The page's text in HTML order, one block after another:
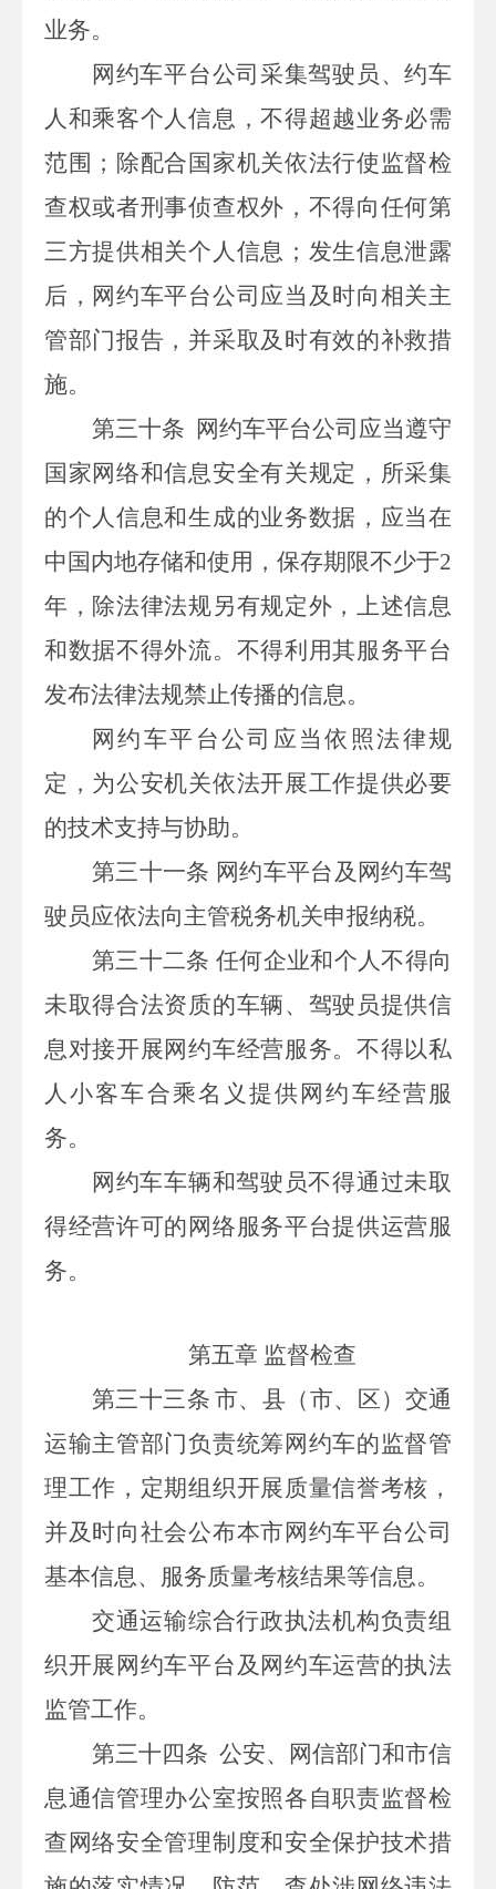
业务。
网约车平台公司采集驾驶员、约车
人和乘客个人信息，不得超越业务必需
范围；除配合国家机关依法行使监督检
查权或者刑事侦查权外，不得向任何第
三方提供相关个人信息 ；发生信息泄露
后，网约车平台公司应当及时向相关主
管部门报告，并采取及时有效的补救措
施。
第三十条 网约车平台公司应当遵守
国家网络和信息安全有关规定，所采集
的个人信息和生成的业务数据，应当在
中国内地存储和使用，保存期限不少于2
年，除法律法规另有规定外，上述信息
和数据不得外流。不得利用其服务平台
发布法律法规禁止传播的信息。
网约车平台公司应当依照法律规
定，为公安机关依法开展工作提供必要
的技术支持与协助。
第三十一条 网约车平台及网约车驾
驶员应依法向主管税务机关申报纳税。
第三十二条 任何企业和个人不得向
未取得合法资质的车辆、驾驶员提供信
息对接开展网约车经营服务。不得以私
人小客车合乘名义提供网约车经营服
务。
网约车车辆和驾驶员不得通过未取
得经营许可的网络服务平台提供运营服
务。
第五章 监督检查
第三十三条 市、县（市、区）交通
运输主管部门负责统筹网约车的监督管
理工作，定期组织开展质量信誉考核，
并及时向社会公布本市网约车平台公司
基本信息、服务质量考核结果等信息。
交通运输综合行政执法机构负责组
织开展网约车平台及网约车运营的执法
监管工作。
第三十四条 公安、网信部门和市信
息通信管理办公室按照各自职责监督检
查网络安全管理制度和安全保护技术措